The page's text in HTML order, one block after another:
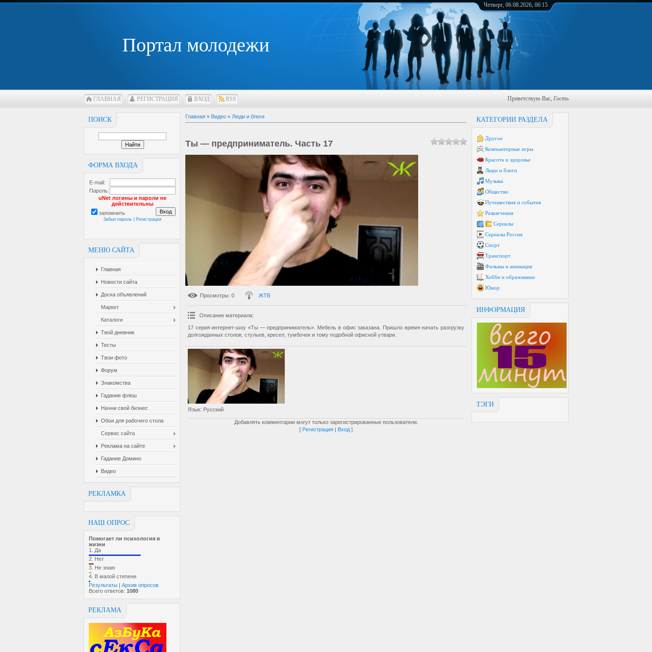
Портал молодежи
Четверг, 06.08.2026, 06:15
ГЛАВНАЯ РЕГИСТРАЦИЯ ВХОД RSS Приветствую Вас, Гость
ПОИСК
ФОРМА ВХОДА
E-mail:
Пароль:
uNet логины и пароли не
действительны
запомнить
Забыл пароль Регистрация
МЕНЮ САЙТА
Главная
Новости сайта
Доска объявлений
Маркет
Каталоги
Твой дневник
Тесты
Твои фото
Форум
Знакомства
Гадание флеш
Начни свой бизнес
Обои для рабочего стола
Сервис сайта
Реклама на сайте
Гадание Домино
Видео
РЕКЛАМКА
НАШ ОПРОС
Помогает ли психология в
жизни
1. Да
2. Нет
3. Не знаю
4. В малой степени
Результаты | Архив опросов
Всего ответов: 1080
РЕКЛАМА
КАТЕГОРИИ РАЗДЕЛА
Другое
Компьютерные игры
Красота и здоровье
Люди и блоги
Музыка
Общество
Путешествия и события
Развлечения
Сериалы
Сериалы Россия
Спорт
Транспорт
Фильмы и анимация
Хобби и образование
Юмор
ИНФОРМАЦИЯ
ТЭГИ
Главная » Видео » Люди и блоги
Ты — предприниматель. Часть 17
Просмотры: 0 ЖТВ
Описание материала:
17 серия интернет-шоу «Ты — предприниматель». Мебель в офис заказана. Пришло время начать разгрузку
долгожданных столов, стульев, кресел, тумбочек и тому подобной офисной утвари.
Язык: Русский
Добавлять комментарии могут только зарегистрированные пользователи.
[ Регистрация | Вход ]